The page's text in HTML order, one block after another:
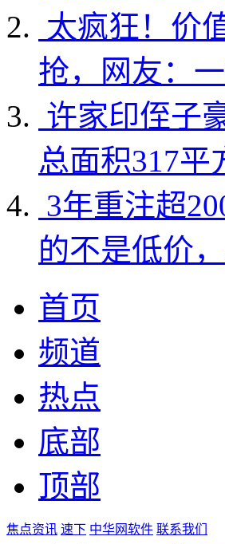
太疯狂！价
抢，网友：
许家印侄子
总面积317平
3年重注超
的不是低价
首页
频道
热点
底部
顶部
焦点资讯 速下 中华网软件 联系我们